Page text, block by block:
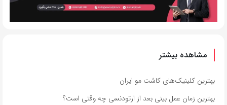
مشاهده بیشتر
بهترین کلینیک‌های کاشت مو ایران
بهترین زمان عمل بینی بعد از ارتودنسی چه وقتی است؟